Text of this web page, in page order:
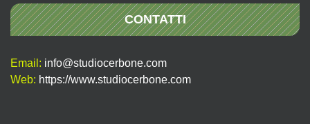
CONTATTI
Email: info@studiocerbone.com
Web: https://www.studiocerbone.com